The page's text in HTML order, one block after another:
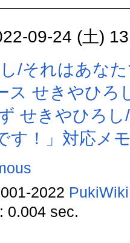
09-24 (土)
/それはあな
ス せきやひろ
せきやひろし
す！」対応メ
2022
0.004 sec.